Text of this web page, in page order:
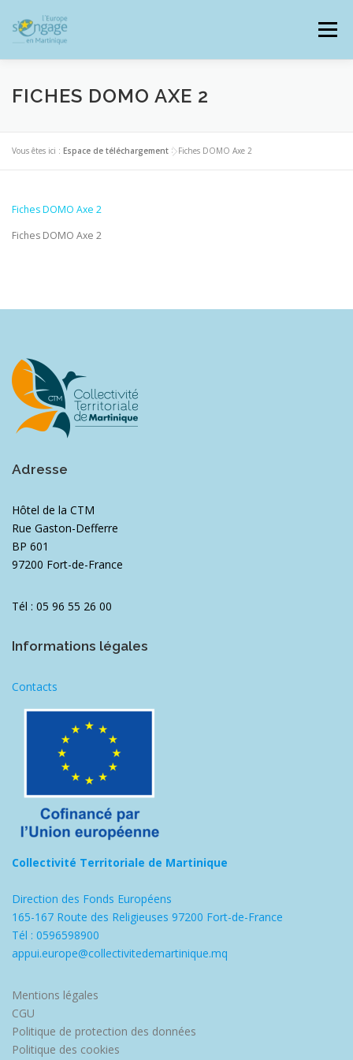
contenu
Menu
PROGRAMMES J’AI UN PROJET
JE SUIS BÉNÉFICIAIRE
FICHES DOMO AXE 2
Vous êtes ici : Espace de téléchargement >Fiches DOMO Axe 2
Fiches DOMO Axe 2
Fiches DOMO Axe 2
Adresse
Hôtel de la CTM
Rue Gaston-Defferre
BP 601
97200 Fort-de-France
Tél : 05 96 55 26 00
Informations légales
Contacts
Collectivité Territoriale de Martinique
Direction des Fonds Européens
165-167 Route des Religieuses 97200 Fort-de-France
Tél : 0596598900
appui.europe@collectivitedemartinique.mq
Mentions légales
CGU
Politique de protection des données
Politique des cookies